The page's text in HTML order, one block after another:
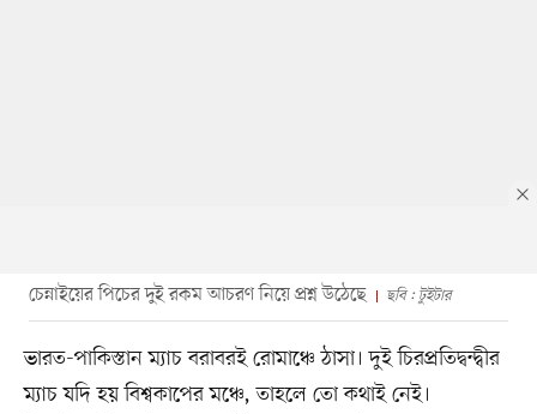
চেন্নাইয়ের পিচের দুই রকম আচরণ নিয়ে প্রশ্ন উঠেছে ছবি : টুইটার
ভারত-পাকিস্তান ম্যাচ বরাবরই রোমাঞ্চে ঠাসা। দুই চিরপ্রতিদ্বন্দ্বীর
ম্যাচ যদি হয় বিশ্বকাপের মঞ্চে, তাহলে তো কথাই নেই।